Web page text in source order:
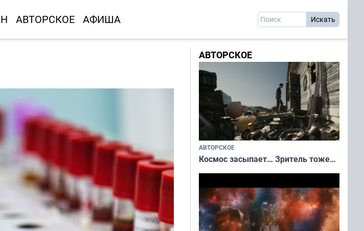
АВТОРСКОЕ АФИША
АВТОРСКОЕ
АВТОРСКОЕ
Космос засыпает… Зритель тоже…